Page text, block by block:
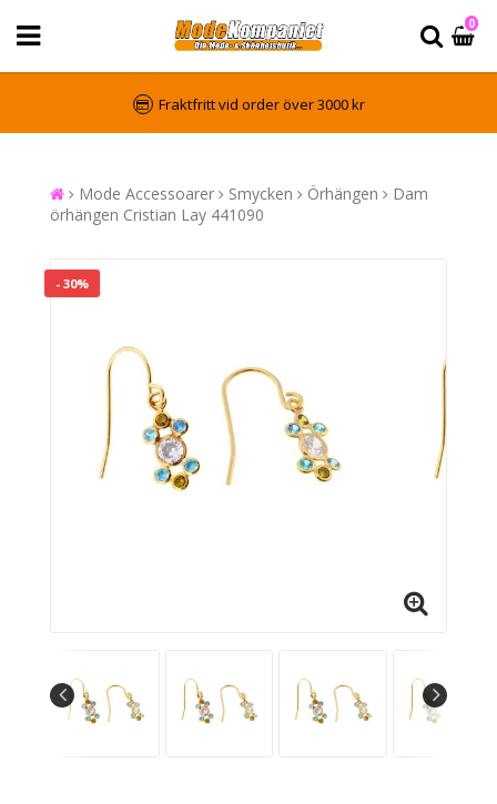
0
Fraktfritt vid order över 3000 kr
Mode Accessoarer Smycken Örhängen
Dam
örhängen Cristian Lay 441090
- 30%